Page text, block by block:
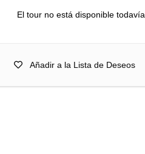
El tour no está disponible todavía.
Añadir a la Lista de Deseos